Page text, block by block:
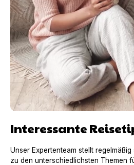
Interessante
Unser Expertenteam stellt
zu den unterschiedlichsten Themen